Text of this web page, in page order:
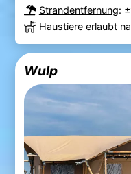
Strandentfernung:
Haustiere erlaubt
Wulp